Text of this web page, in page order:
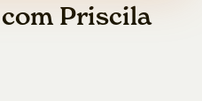
Priscila